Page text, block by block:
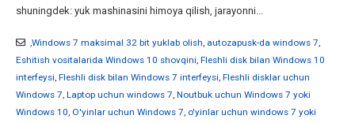
shuningdek: yuk mashinasini himoya qilish, jarayonni...
,Windows 7 maksimal 32 bit yuklab olish, autozapusk-da windows 7,
Eshitish vositalarida Windows 10 shovqini, Fleshli disk bilan Windows 10
interfeysi, Fleshli disk bilan Windows 7 interfeysi, Fleshli disklar uchun
Windows 7, Laptop uchun windows 7, Noutbuk uchun Windows 7 yoki
Windows 10, O'yinlar uchun Windows 7, o'yinlar uchun windows 7 yoki